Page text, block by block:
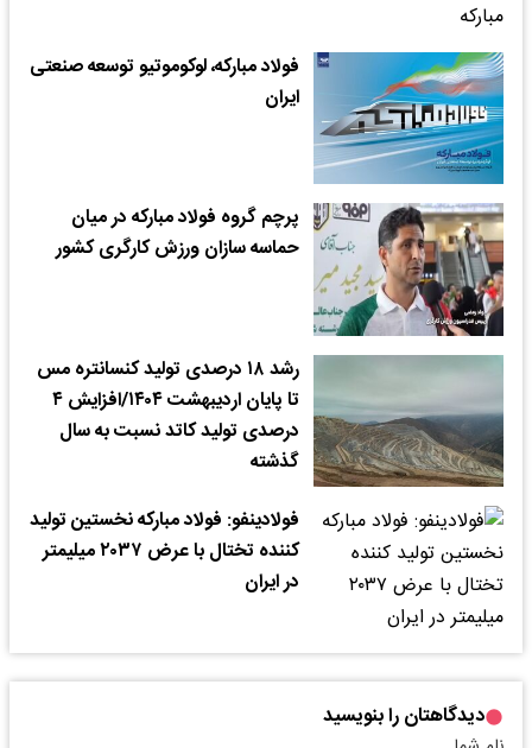
فولاد مبارکه، لوکوموتیو توسعه صنعتی
ایران
پرچم گروه فولاد مبارکه در میان
حماسه سازان ورزش کارگری کشور
رشد ۱۸ درصدی تولید کنسانتره مس
تا پایان اردیبهشت ۱۴۰۴/افزایش ۴
درصدی تولید کاتد نسبت به سال
گذشته
فولادینفو: فولاد مبارکه نخستین تولید
کننده تختال با عرض ۲۰۳۷ میلیمتر
در ایران
دیدگاهتان را بنویسید